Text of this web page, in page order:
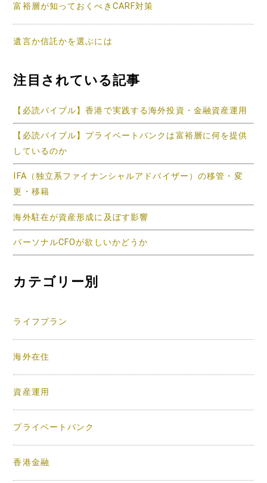
富裕層が知っておくべきCARF対策
遺言か信託かを選ぶには
注目されている記事
【必読バイブル】香港で実践する海外投資・金融資産運用
【必読バイブル】プライベートバンクは富裕層に何を提供
しているのか
IFA（独立系ファイナンシャルアドバイザー）の移管・変
更・移籍
海外駐在が資産形成に及ぼす影響
パーソナルCFOが欲しいかどうか
カテゴリー別
ライフプラン
海外在住
資産運用
プライベートバンク
香港金融